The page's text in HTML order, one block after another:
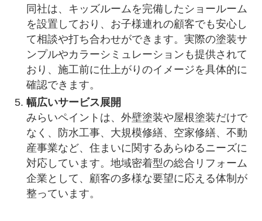
同社は、キッズルームを完備したショールーム
を設置しており、お子様連れの顧客でも安心し
て相談や打ち合わせができます。実際の塗装サ
ンプルやカラーシミュレーションも提供されて
おり、施工前に仕上がりのイメージを具体的に
確認できます。
幅広いサービス展開
みらいペイントは、外壁塗装や屋根塗装だけで
なく、防水工事、大規模修繕、空家修繕、不動
産事業など、住まいに関するあらゆるニーズに
対応しています。地域密着型の総合リフォーム
企業として、顧客の多様な要望に応える体制が
整っています。